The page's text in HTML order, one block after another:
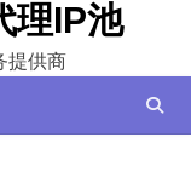
理IP池
提供商